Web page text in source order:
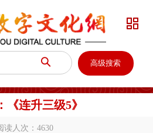
 高级搜索

《连升三级5》
读人次： 4630